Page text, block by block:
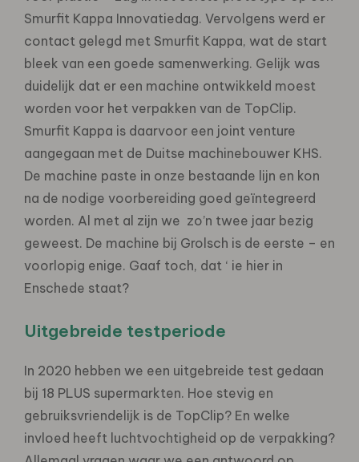
Smurfit Kappa Innovatiedag. Vervolgens werd er
contact gelegd met Smurfit Kappa, wat de start
bleek van een goede samenwerking. Gelijk was
duidelijk dat er een machine ontwikkeld moest
worden voor het verpakken van de TopClip.
Smurfit Kappa is daarvoor een joint venture
aangegaan met de Duitse machinebouwer KHS.
De machine paste in onze bestaande lijn en kon
na de nodige voorbereiding goed geïntegreerd
worden. Al met al zijn we zo’n twee jaar bezig
geweest. De machine bij Grolsch is de eerste – en
voorlopig enige. Gaaf toch, dat ‘ ie hier in
Enschede staat?
Uitgebreide testperiode
In 2020 hebben we een uitgebreide test gedaan
bij 18 PLUS supermarkten. Hoe stevig en
gebruiksvriendelijk is de TopClip? En welke
invloed heeft luchtvochtigheid op de verpakking?